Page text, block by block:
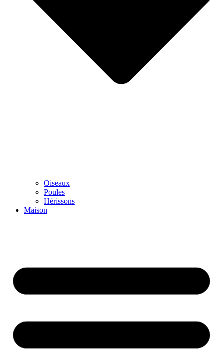
Oiseaux
Poules
Hérissons
Maison